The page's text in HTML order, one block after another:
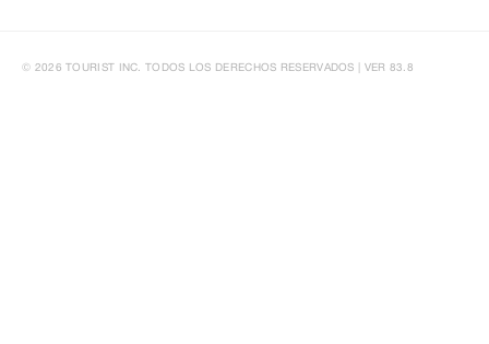
© 2026 TOURIST INC. TODOS LOS DERECHOS RESERVADOS | VER 83.8